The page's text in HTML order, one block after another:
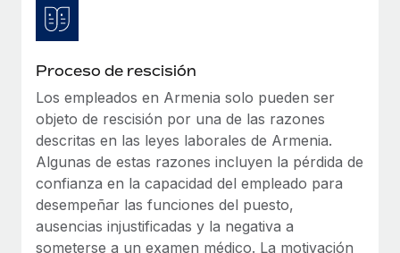
SERVICIOS
Obtén ayuda de gente experta en RR. HH. globales
y cumplimiento normativo.
Comprobaciones de antecedentes
Simplifica los procesos de cribado de candidatos.
Cumplimiento normativo
Adelántate a los riesgos de cumplimiento
Consultoría de integraciones y automatización con IA.
CASOS PRÁCTICOS
Obtén ayuda
Nómina global
EOR y PEO
Contractor Management
Impuestos
Proceso de rescisión
Los empleados en Armenia solo pueden ser
objeto de rescisión por una de las razones
descritas en las leyes laborales de Armenia.
Algunas de estas razones incluyen la pérdida de
confianza en la capacidad del empleado para
desempeñar las funciones del puesto,
ausencias injustificadas y la negativa a
someterse a un examen médico. La motivación